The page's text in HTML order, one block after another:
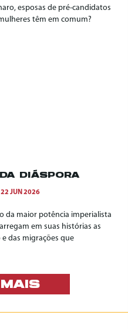
esposas de pré-candidatos
têm em comum?
DIÁSPORA
22 JUN 2026
da maior potência imperialista
em suas histórias as
das migrações que